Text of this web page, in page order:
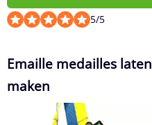
5/5
Emaille medailles laten
maken